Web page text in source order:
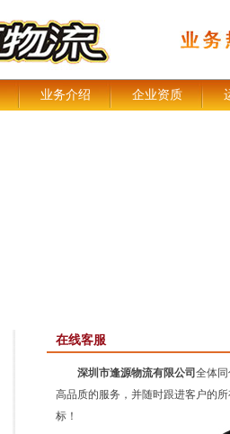
业务介绍 企业资质
在线客服
深圳市逢源物流有限公司 全体
高品质的服务，并随时跟进客户的
标！